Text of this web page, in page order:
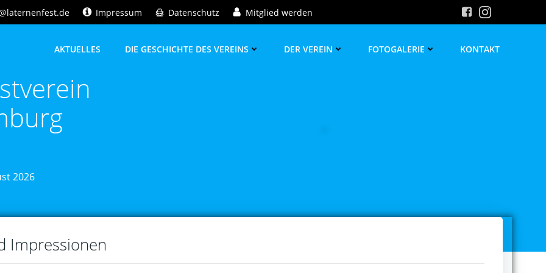
Impressum Datenschutz Mitglied werden
AKTUELLES DIE GESCHICHTE DES VEREINS DER VEREIN FOTOGALERIE KONTAKT
2026
Impressionen